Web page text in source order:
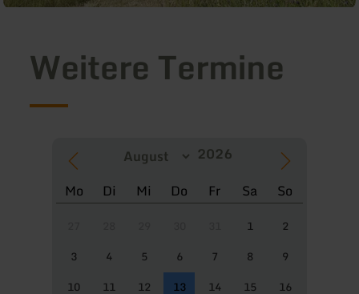
Weitere Termine
Mo Di Mi Do Fr Sa So
1
2
3
4 5 6 7 8
9
10
11 12 13 14 15
16